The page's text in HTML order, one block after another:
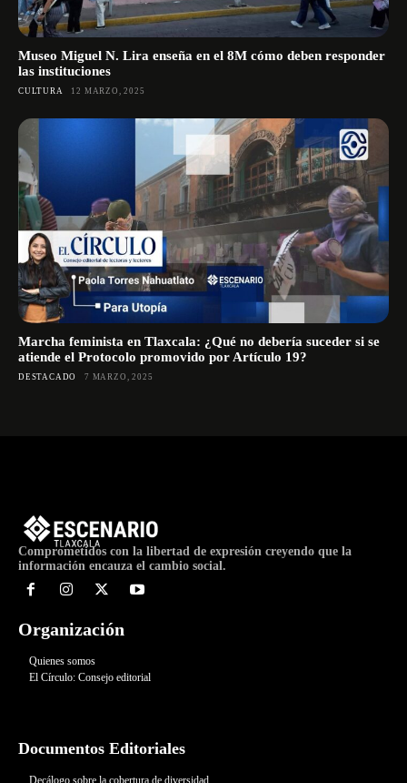
Museo Miguel N. Lira enseña en el 8M cómo deben responder
las instituciones
CULTURA 12 MARZO, 2025
Marcha feminista en Tlaxcala: ¿Qué no debería suceder si se
atiende el Protocolo promovido por Artículo 19?
DESTACADO 7 MARZO, 2025
Comprometidos con la libertad de expresión creyendo que la
información encauza el cambio social.
Organización
Quienes somos
El Círculo: Consejo editorial
Documentos Editoriales
Decálogo sobre la cobertura de diversidad